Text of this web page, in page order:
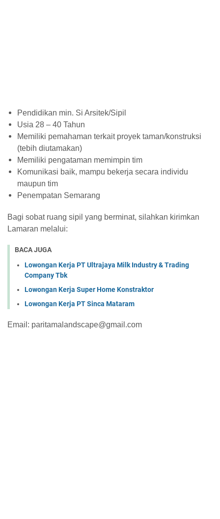
Pendidikan min. Si Arsitek/Sipil
Usia 28 – 40 Tahun
Memiliki pemahaman terkait proyek taman/konstruksi
(tebih diutamakan)
Memiliki pengataman memimpin tim
Komunikasi baik, mampu bekerja secara individu
maupun tim
Penempatan Semarang
Bagi sobat ruang sipil yang berminat, silahkan kirimkan
Lamaran melalui:
BACA JUGA
Lowongan Kerja PT Ultrajaya Milk Industry & Trading
Company Tbk
Lowongan Kerja Super Home Konstraktor
Lowongan Kerja PT Sinca Mataram
Email: paritamalandscape@gmail.com